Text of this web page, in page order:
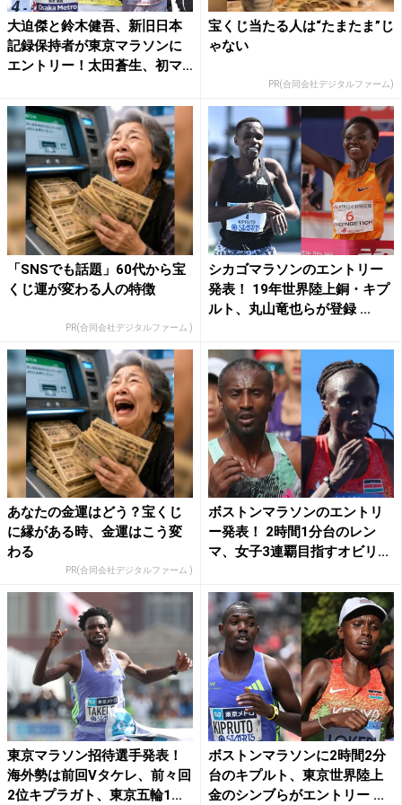
大迫傑と鈴木健吾、新旧日本
記録保持者が東京マラソンに
エントリー！太田蒼生、初マ
宝くじ当たる人は“たまたま”じ
ゃない
PR(合同会社デジタルファーム)
「SNSでも話題」60代から宝
くじ運が変わる人の特徴
PR(合同会社デジタルファーム )
シカゴマラソンのエントリー
発表！ 19年世界陸上銅・キプ
ルト、丸山竜也らが登録 ...
あなたの金運はどう？宝くじ
に縁がある時、金運はこう変
わる
PR(合同会社デジタルファーム )
ボストンマラソンのエントリ
ー発表！ 2時間1分台のレン
マ、女子3連覇目指すオビリ...
東京マラソン招待選手発表！
海外勢は前回Vタケレ、前々回
2位キプラガト、東京五輪1...
ボストンマラソンに2時間2分
台のキプルト、東京世界陸上
金のシンブらがエントリー ...